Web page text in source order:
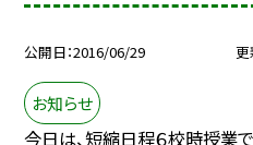
公開日 2016/06/29 更
お知らせ
今日は、短縮日程６校時授業